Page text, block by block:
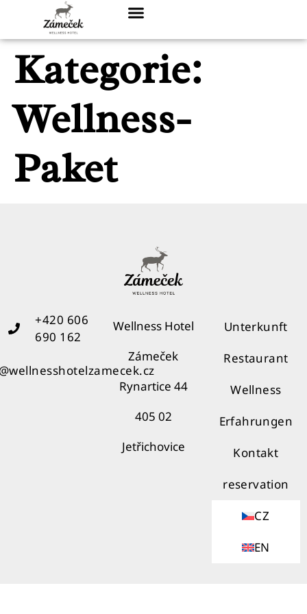
Kategorie:
Wellness-
Paket
Wellness Hotel
Zámeček
Rynartice 44
405 02
Jetřichovice
Unterkunft
Restaurant
Wellness
Erfahrungen
Kontakt
reservation
CZ
EN
+420 606
690 162